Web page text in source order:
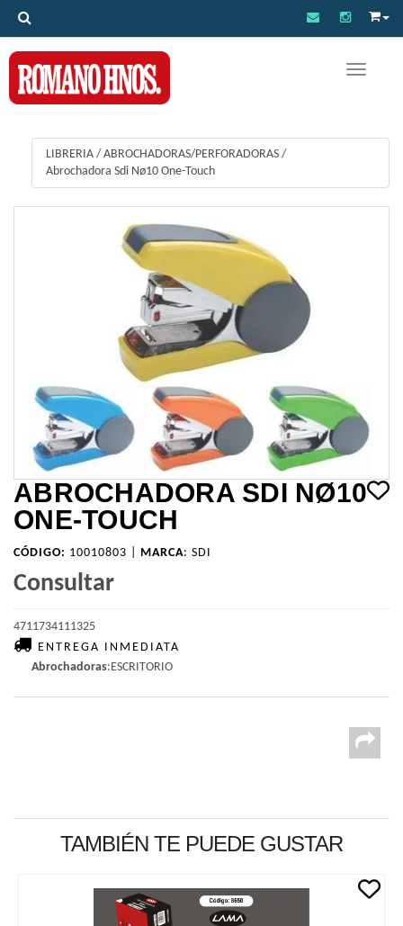
Toggle
LIBRERIA / ABROCHADORAS/PERFORADORAS /
Abrochadora Sdi Nø10 One-Touch
ABROCHADORA SDI NØ10
ONE-TOUCH
CÓDIGO: 10010803 | MARCA: SDI
Consultar
4711734111325
ENTREGA INMEDIATA
Abrochadoras:ESCRITORIO
TAMBIÉN TE PUEDE GUSTAR